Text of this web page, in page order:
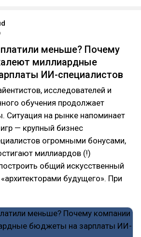
меньше? Почему
миллиардные
ИИ-специалистов
исследователей и
обучения продолжает
Ситуация на рынке напоминает
— крупный бизнес
огромными бонусами,
миллиардов (!)
общий искусственный
«архитекторами будущего». При